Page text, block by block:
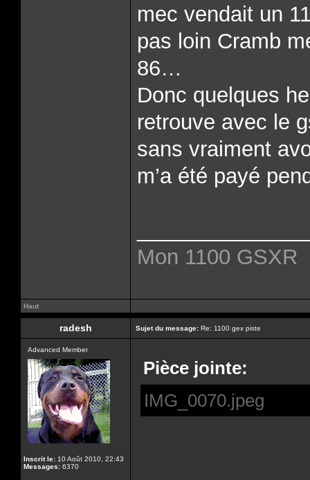
mec vendait un
pas loin Cramb
86…
Donc quelques
retrouve avec le
sans vraiment
m’a été payé
Mon 1100 GSXR
Haut
radesh Sujet du message: Re: 1100 gex piste
Advanced Member
Inscrit le: 10 Août 2010, 22:43
Messages: 6370
Pièce jointe:
IMG_0070.jpeg